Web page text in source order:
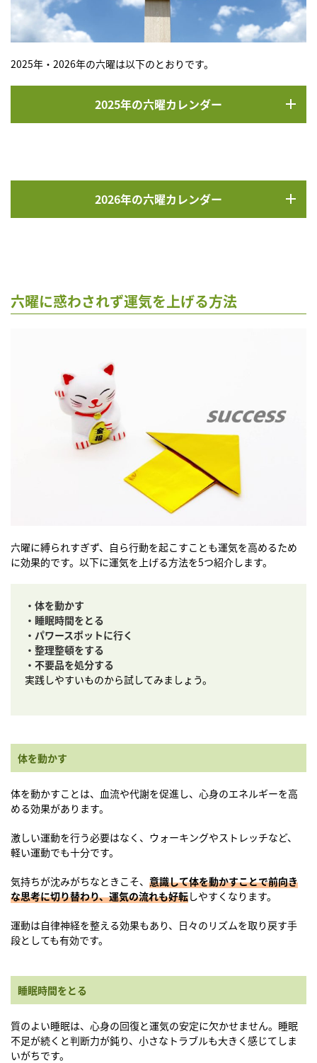
2025年・2026年の六曜は以下のとおりです。
2025年の六曜カレンダー
2026年の六曜カレンダー
六曜に惑わされず運気を上げる方法
六曜に縛られすぎず、自ら行動を起こすことも運気を高めるため
に効果的です。以下に運気を上げる方法を5つ紹介します。
・体を動かす
・睡眠時間をとる
・パワースポットに行く
・整理整頓をする
・不要品を処分する
実践しやすいものから試してみましょう。
体を動かす
体を動かすことは、血流や代謝を促進し、心身のエネルギーを高
める効果があります。
激しい運動を行う必要はなく、ウォーキングやストレッチなど、
軽い運動でも十分です。
気持ちが沈みがちなときこそ、 意識して体を動かすことで前向き
な思考に切り替わり、運気の流れも好転しやすくなります。
運動は自律神経を整える効果もあり、日々のリズムを取り戻す手
段としても有効です。
睡眠時間をとる
質のよい睡眠は、心身の回復と運気の安定に欠かせません。睡眠
不足が続くと判断力が鈍り、小さなトラブルも大きく感じてしま
いがちです。